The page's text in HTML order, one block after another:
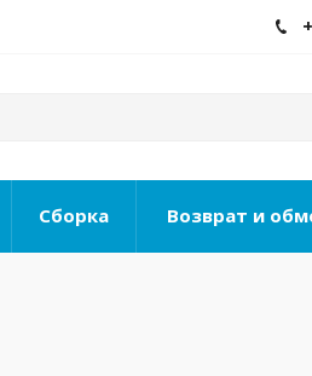
Сборка Возврат и